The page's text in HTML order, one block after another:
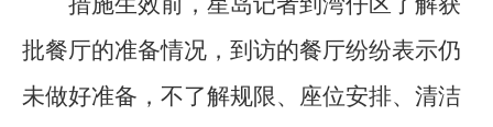
批餐厅的准备情况，到访的餐厅纷纷表示仍
未做好准备，不了解规限、座位安排、清洁